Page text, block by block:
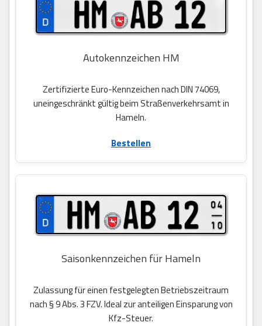
Autokennzeichen HM
Zertifizierte Euro-Kennzeichen nach DIN 74069,
uneingeschränkt gültig beim Straßenverkehrsamt in
Hameln.
Bestellen
Saisonkennzeichen für Hameln
Zulassung für einen festgelegten Betriebszeitraum
nach § 9 Abs. 3 FZV. Ideal zur anteiligen Einsparung von
Kfz-Steuer.